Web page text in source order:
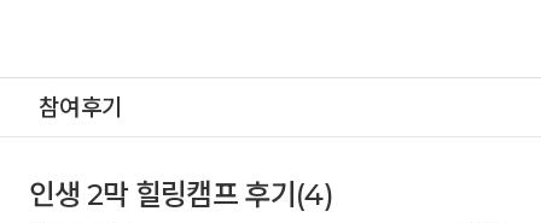
참여후기
인생 2막 힐링캠프 후기(4)